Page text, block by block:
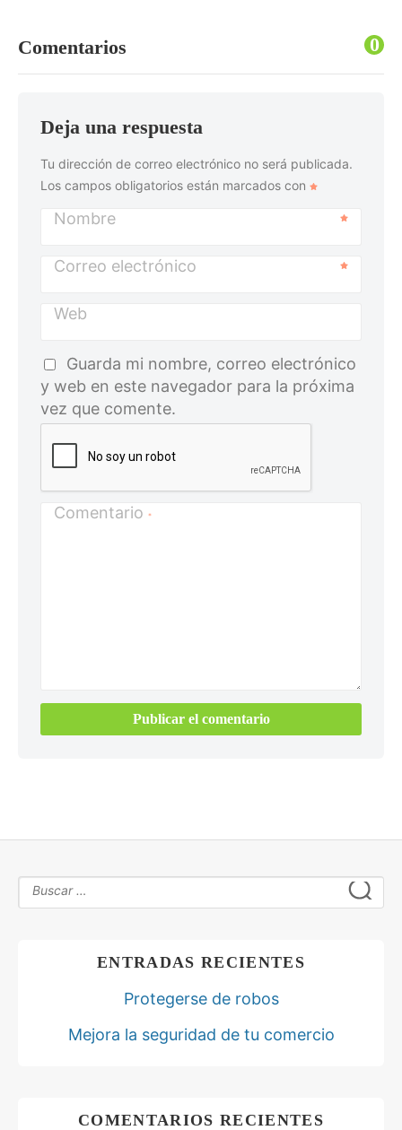
Comentarios 0
Deja una respuesta
Tu dirección de correo electrónico no será publicada.
Los campos obligatorios están marcados con
Nombre
Correo electrónico
Web
Guarda mi nombre, correo electrónico
y web en este navegador para la próxima
vez que comente.
Comentario *
ENTRADAS RECIENTES
Protegerse de robos
Mejora la seguridad de tu comercio
COMENTARIOS RECIENTES